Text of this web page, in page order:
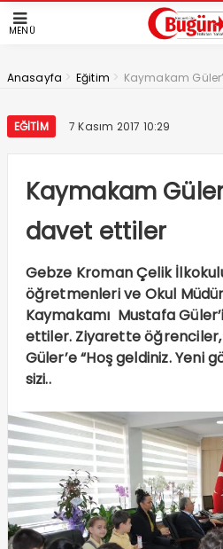
MENÜ
Anasayfa > Eğitim > Kaymakam
EĞITIM 7 Kasım 2017 10:29
Kaymakam
davet ettiler
Gebze Kroman Çelik
öğretmenleri ve Okul
Kaymakamı Mustafa
ettiler. Ziyarette
Güler’e “Hoş geldiniz. Yeni
sizi..